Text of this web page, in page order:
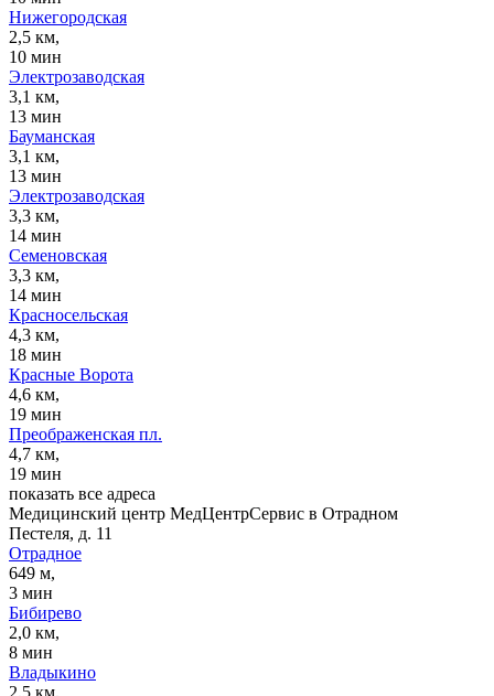
Нижегородская
2,5 км,
10 мин
Электрозаводская
3,1 км,
13 мин
Бауманская
3,1 км,
13 мин
Электрозаводская
3,3 км,
14 мин
Семеновская
3,3 км,
14 мин
Красносельская
4,3 км,
18 мин
Красные Ворота
4,6 км,
19 мин
Преображенская пл.
4,7 км,
19 мин
показать все адреса
Медицинский центр МедЦентрСервис в Отрадном
Пестеля, д. 11
Отрадное
649 м,
3 мин
Бибирево
2,0 км,
8 мин
Владыкино
2,5 км,